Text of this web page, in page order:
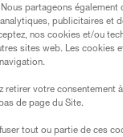
des produits
de la
et un
partageons
publicitaires et
nos cookies et/ou
sites web. Les cookies
retirer votre consentement
de page du Site.
tout ou partie de ces